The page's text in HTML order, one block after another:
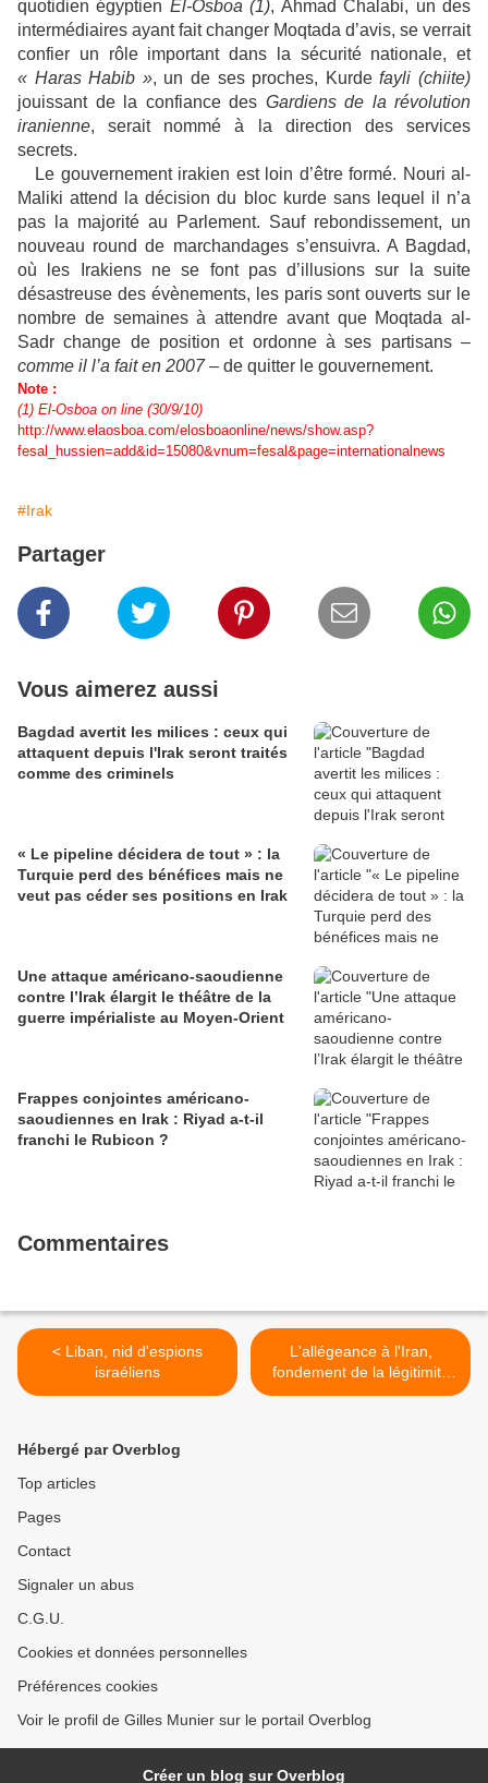
quotidien égyptien El-Osboa (1), Ahmad Chalabi, un des
intermédiaires ayant fait changer Moqtada d’avis, se verrait
confier un rôle important dans la sécurité nationale, et
« Haras Habib », un de ses proches, Kurdefayli (chiite)
jouissant de la confiance des Gardiens de la révolution
iranienne, serait nommé à la direction des services
secrets.
Le gouvernement irakien est loin d’être formé. Nouri al-
Maliki attend la décision du bloc kurde sans lequel il n’a
pas la majorité au Parlement. Sauf rebondissement, un
nouveau round de marchandages s’ensuivra. A Bagdad,
où les Irakiens ne se font pas d’illusions sur la suite
désastreuse des évènements, les paris sont ouverts sur le
nombre de semaines à attendre avant que Moqtada al-
Sadr change de position et ordonne à ses partisans –
comme il l’a fait en 2007– de quitter le gouvernement.
Note :
(1) El-Osboa on line (30/9/10)
http://www.elaosboa.com/elosboaonline/news/show.asp?
fesal_hussien=add&id=15080&vnum=fesal&page=internationalnews
#Irak
Partager
Vous aimerez aussi
Bagdad avertit les milices : ceux qui
attaquent depuis l'Irak seront traités
comme des criminels
« Le pipeline décidera de tout » : la
Turquie perd des bénéfices mais ne
veut pas céder ses positions en Irak
Une attaque américano-saoudienne
contre l’Irak élargit le théâtre de la
guerre impérialiste au Moyen-Orient
Frappes conjointes américano-
saoudiennes en Irak : Riyad a-t-il
franchi le Rubicon ?
Commentaires
< Liban, nid d'espions
israéliens
L'allégeance à l'Iran,
fondement de la légitimité
du pouvoir en Irak? >
Hébergé par Overblog
Top articles
Pages
Contact
Signaler un abus
C.G.U.
Cookies et données personnelles
Préférences cookies
Voir le profil de Gilles Munier sur le portail Overblog
Créer un blog sur Overblog